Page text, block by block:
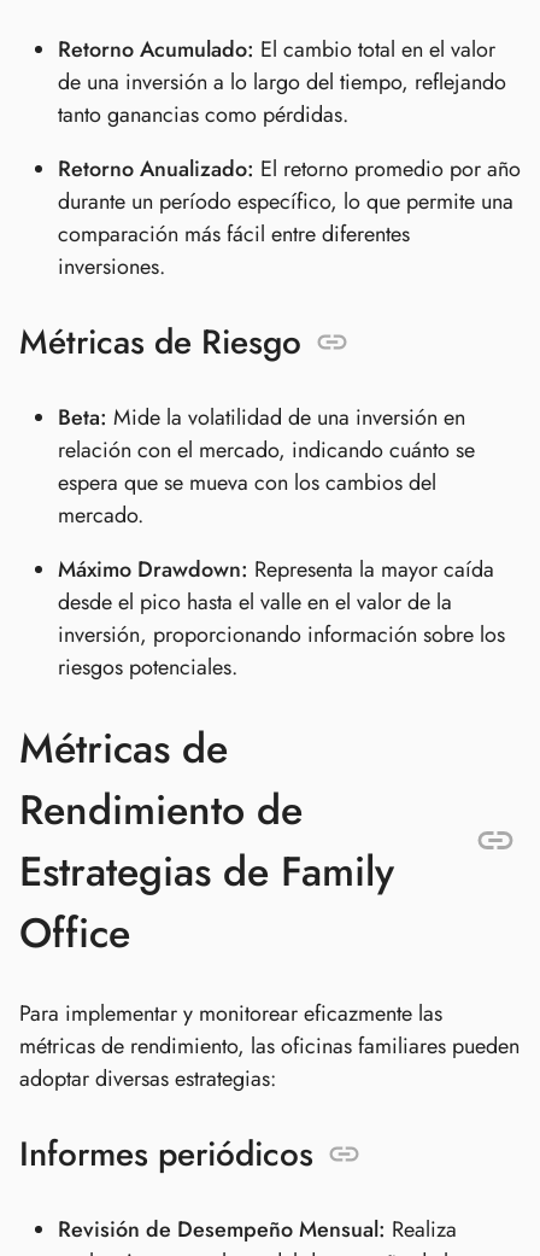
Retorno Acumulado: El cambio total en el valor
de una inversión a lo largo del tiempo, reflejando
tanto ganancias como pérdidas.
Retorno Anualizado: El retorno promedio por año
durante un período específico, lo que permite una
comparación más fácil entre diferentes
inversiones.
Métricas de Riesgo
Beta: Mide la volatilidad de una inversión en
relación con el mercado, indicando cuánto se
espera que se mueva con los cambios del
mercado.
Máximo Drawdown: Representa la mayor caída
desde el pico hasta el valle en el valor de la
inversión, proporcionando información sobre los
riesgos potenciales.
Métricas de
Rendimiento de
Estrategias de Family
Office
Para implementar y monitorear eficazmente las
métricas de rendimiento, las oficinas familiares pueden
adoptar diversas estrategias:
Informes periódicos
Revisión de Desempeño Mensual: Realiza